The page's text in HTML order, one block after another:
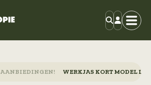
AANBIEDINGEN! WERKJAS KORT MODEL